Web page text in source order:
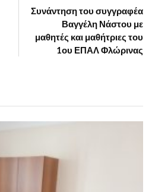
Συνάντηση του συγγραφέα
Βαγγέλη Νάστου με
μαθητές και μαθήτριες του
1ου ΕΠΑΛ Φλώρινας